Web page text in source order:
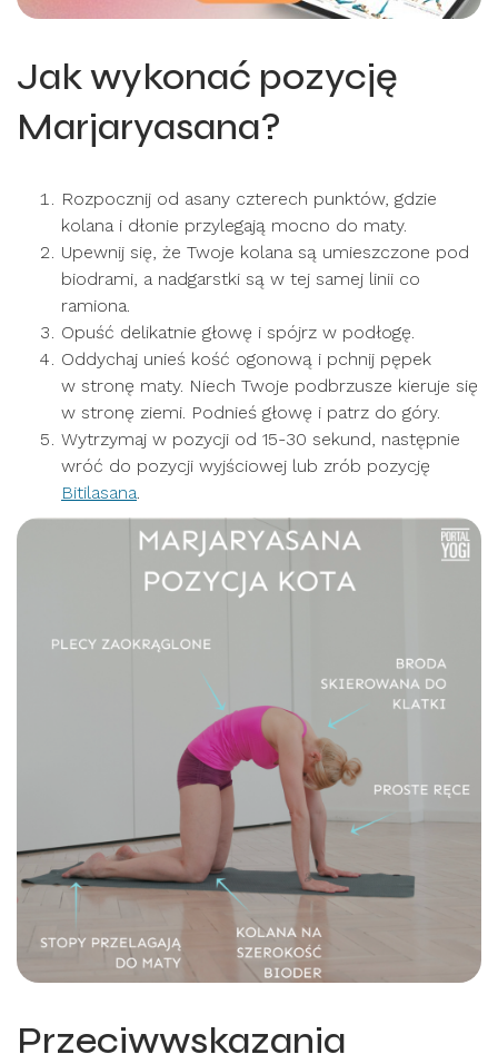
Jak wykonać pozycję
Marjaryasana?
Rozpocznij od asany czterech punktów, gdzie
kolana i dłonie przylegają mocno do maty.
Upewnij się, że Twoje kolana są umieszczone pod
biodrami, a nadgarstki są w tej samej linii co
ramiona.
Opuść delikatnie głowę i spójrz w podłogę.
Oddychaj unieś kość ogonową i pchnij pępek
w stronę maty. Niech Twoje podbrzusze kieruje się
w stronę ziemi. Podnieś głowę i patrz do góry.
Wytrzymaj w pozycji od 15-30 sekund, następnie
wróć do pozycji wyjściowej lub zrób pozycję
Bitilasana.
Przeciwwskazania